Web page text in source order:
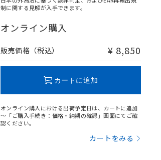
制に関する見解が入手できます。
オンライン購入
販売価格（税込） ¥ 8,850
カートに追加
オンライン購入における出荷予定日は、カートに追加
～「ご購入手続き：価格・納期の確認」画面にてご確
認ください。
カートをみる